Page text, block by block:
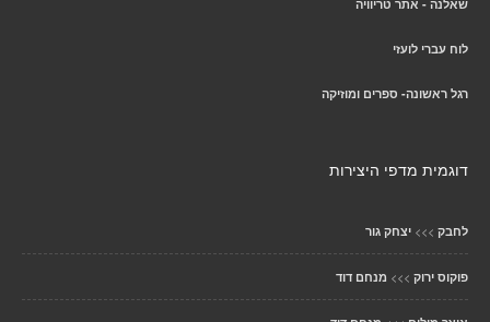
שאלנה - אתר טריוויה
לוח עברי לועזי
רגל ראשונה- ספרים ומוזיקה
דוגמית מדפי היצירות
לחבק >>> יצחק גור
פוקוס ירוק >>> מנחם דוד